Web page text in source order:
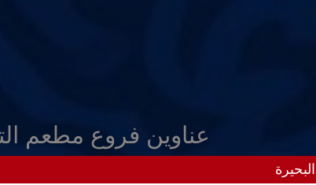
عناوين فروع مطعم
البحيرة